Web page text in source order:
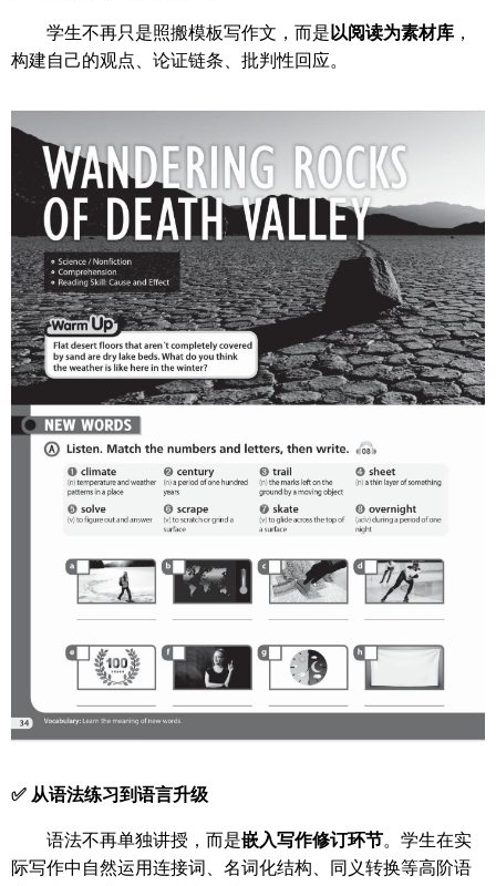
学生不再只是照搬模板写作文，而是以阅读为素材库 ，
构建自己的观点、论证链条、批判性回应。
✅ 从语法练习到语言升级
语法不再单独讲授，而是嵌入写作修订环节。学生在实
际写作中自然运用连接词、名词化结构、同义转换等高阶语